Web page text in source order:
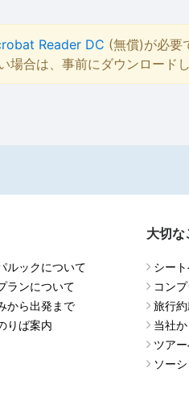
Reader DC (無償)が必要
合は、事前にダウンロードし
ルックについて
ランについて
から出発まで
りば案内
大切な
シー
コン
旅行
当社
ツア
ソー